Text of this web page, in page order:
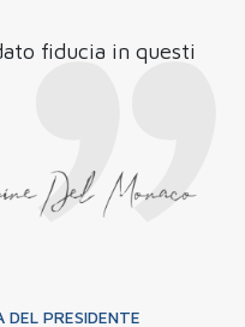
fiducia in questi
DEL PRESIDENTE